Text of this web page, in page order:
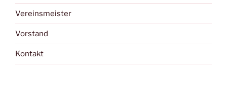
Vereinsmeister
Vorstand
Kontakt